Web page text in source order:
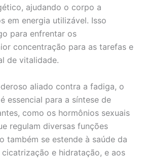
ajudando o corpo a
em energia utilizável. Isso
para enfrentar os
concentração para as tarefas e
de vitalidade.
aliado contra a fadiga, o
essencial para a síntese de
como os hormônios sexuais
regulam diversas funções
também se estende à saúde da
e hidratação, e aos